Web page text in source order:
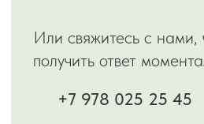
Не нашли ответ на свой